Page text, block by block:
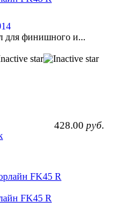
для финишного и...
428.00 руб.
FK45 R